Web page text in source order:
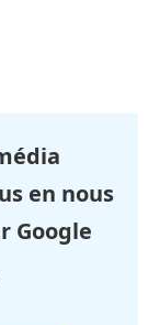
en nous
Google